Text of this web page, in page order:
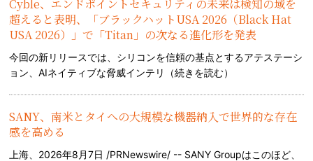
Cyble、エンドポイントセキュリティの未来は検知の域を
超えると表明、「ブラックハットUSA 2026（Black Hat
USA 2026）」で「Titan」の次なる進化形を発表
今回の新リリースでは、シリコンを信頼の基点とするアテステーシ
ョン、AIネイティブな脅威インテリ（続きを読む）
SANY、南米とタイへの大規模な機器納入で世界的な存在
感を高める
上海、2026年8月7日 /PRNewswire/ -- SANY Groupはこのほど、